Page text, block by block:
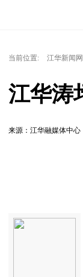
当前位置: 江华新闻网
江华涛
来源：江华融媒体中心